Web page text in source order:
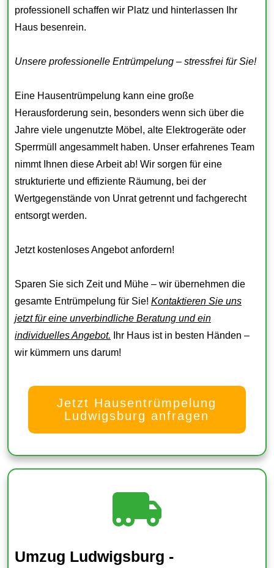
professionell schaffen wir Platz und hinterlassen Ihr
Haus besenrein.
Unsere professionelle Entrümpelung – stressfrei für Sie!
Eine Hausentrümpelung kann eine große
Herausforderung sein, besonders wenn sich über die
Jahre viele ungenutzte Möbel, alte Elektrogeräte oder
Sperrmüll angesammelt haben. Unser erfahrenes Team
nimmt Ihnen diese Arbeit ab! Wir sorgen für eine
strukturierte und effiziente Räumung, bei der
Wertgegenstände von Unrat getrennt und fachgerecht
entsorgt werden.
Jetzt kostenloses Angebot anfordern!
Sparen Sie sich Zeit und Mühe – wir übernehmen die
gesamte Entrümpelung für Sie! Kontaktieren Sie uns
jetzt für eine unverbindliche Beratung und ein
individuelles Angebot. Ihr Haus ist in besten Händen –
wir kümmern uns darum!
Jetzt Hausentrümpelung
Ludwigsburg anfragen
Umzug Ludwigsburg -